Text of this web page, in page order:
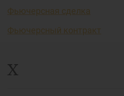
Фьючерсная сделка
Фьючерсный контракт
Х